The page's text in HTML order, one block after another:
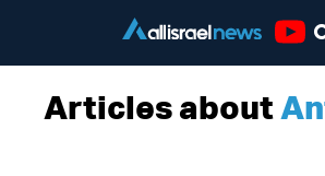
Articles about